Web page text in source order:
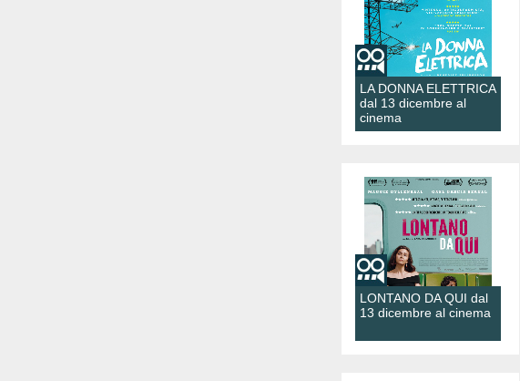
LA DONNA ELETTRICA
dal 13 dicembre al
cinema
LONTANO DA QUI dal
13 dicembre al cinema